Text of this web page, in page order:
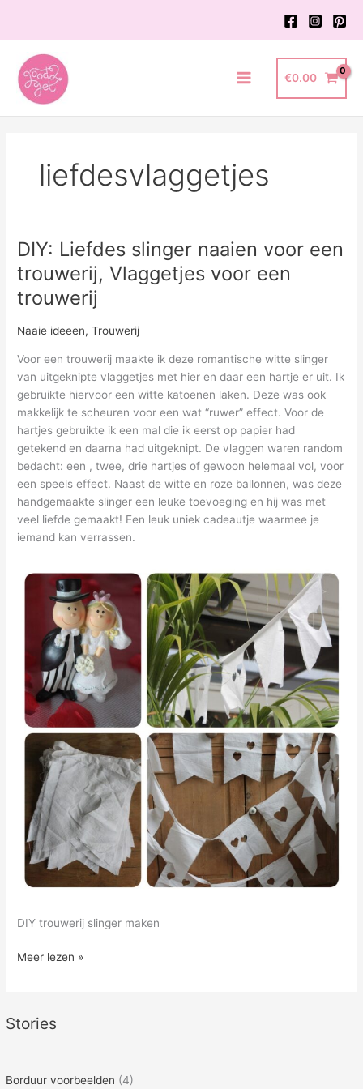
de
inhoud
Main
Menu
€0.00
Stories
Borduur voorbeelden (4)
liefdesvlaggetjes
DIY: Liefdes slinger naaien voor een
trouwerij, Vlaggetjes voor een
trouwerij
Naaie ideeen,Trouwerij
Voor een trouwerij maakte ik deze romantische witte slinger
van uitgeknipte vlaggetjes met hier en daar een hartje er uit. Ik
gebruikte hiervoor een witte katoenen laken. Deze was ook
makkelijk te scheuren voor een wat “ruwer” effect. Voor de
hartjes gebruikte ik een mal die ik eerst op papier had
getekend en daarna had uitgeknipt. De vlaggen waren random
bedacht: een , twee, drie hartjes of gewoon helemaal vol, voor
een speels effect. Naast de witte en roze ballonnen, was deze
handgemaakte slinger een leuke toevoeging en hij was met
veel liefde gemaakt! Een leuk uniek cadeautje waarmee je
iemand kan verrassen.
DIY trouwerij slinger maken
DIY:
voor
Vlaggetjes
Meer lezen »